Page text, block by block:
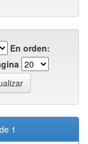
En orden:
1